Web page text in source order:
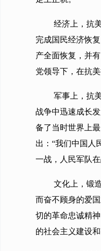
经济上，抗
完成国民经济恢
产全面恢复，并
党领导下，在抗
军事上，抗
战争中迅速成长
备了当时世界上
出：“我们中国
一战，人民军队
文化上，锻
而奋不顾身的爱
切的革命忠诚精
的社会主义建设